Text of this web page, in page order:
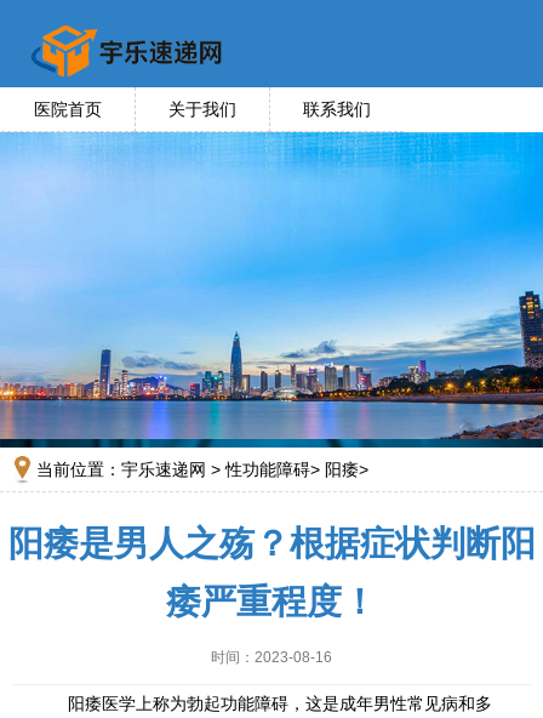
医院首页 关于我们 联系我们
当前位置： 宇乐速递网 >性功能障碍> 阳痿>
阳痿是男人之殇？根据症状判断阳
痿严重程度！
时间：2023-08-16
阳痿医学上称为勃起功能障碍，这是成年男性常见病和多